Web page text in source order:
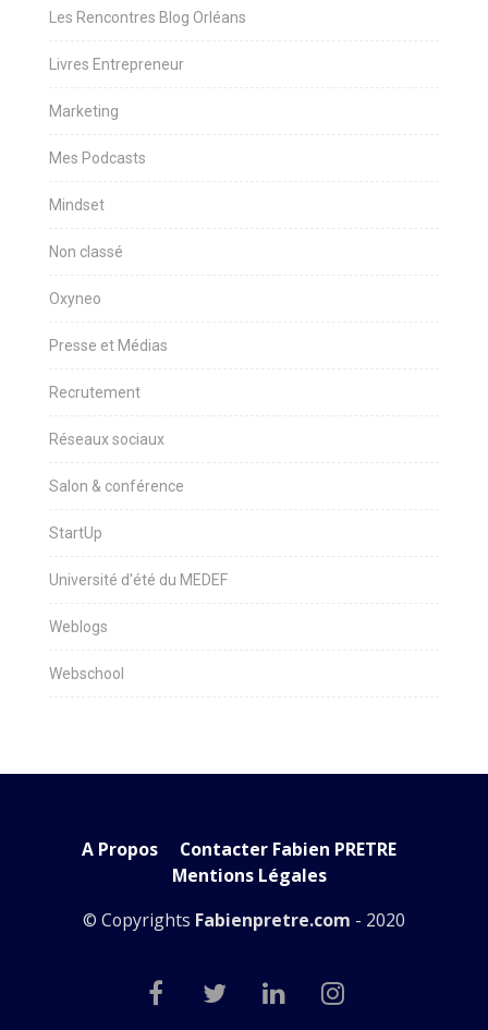
Les Rencontres Blog Orléans
Livres Entrepreneur
Marketing
Mes Podcasts
Mindset
Non classé
Oxyneo
Presse et Médias
Recrutement
Réseaux sociaux
Salon & conférence
StartUp
Université d'été du MEDEF
Weblogs
Webschool
A Propos
Contacter Fabien PRETRE
Mentions Légales
© Copyrights Fabienpretre.com - 2020